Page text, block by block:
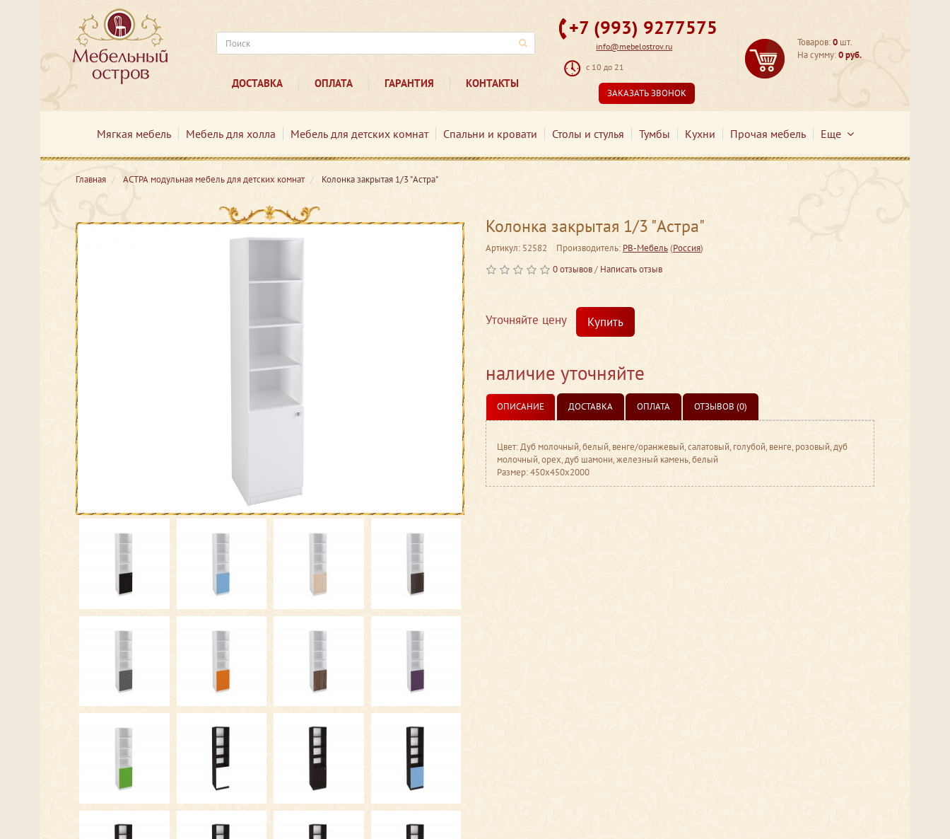
ДОСТАВКА ОПЛАТА ГАРАНТИЯ КОНТАКТЫ
+7 (993) 9277575
info@mebelostrov.ru
с 10 до 21
ЗАКАЗАТЬ ЗВОНОК
Товаров:0 шт.
На сумму:0 руб.
Мягкая мебель Мебель для холла Мебель для детских комнат Спальни и кровати Столы и стулья Тумбы Кухни Прочая мебель Еще
Главная АСТРА модульная мебель для детских комнат Колонка закрытая 1/3 "Астра"
Колонка закрытая 1/3 "Астра"
Артикул: 52582 Производитель: РВ-Мебель(Россия)
0 отзывов/ Написать отзыв
Уточняйте цену Купить
наличие уточняйте
ОПИСАНИЕ ДОСТАВКА ОПЛАТА ОТЗЫВОВ (0)
Цвет: Дуб молочный, белый, венге/оранжевый, салатовый, голубой, венге, розовый, дуб
молочный, орех, дуб шамони, железный камень, белый
Размер: 450x450x2000